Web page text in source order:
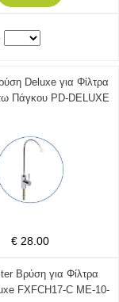
Deluxe για Φίλτρα
Πάγκου PD-DELUXE
€ 28.00
Βρύση για Φίλτρα
FXFCH17-C ME-10-